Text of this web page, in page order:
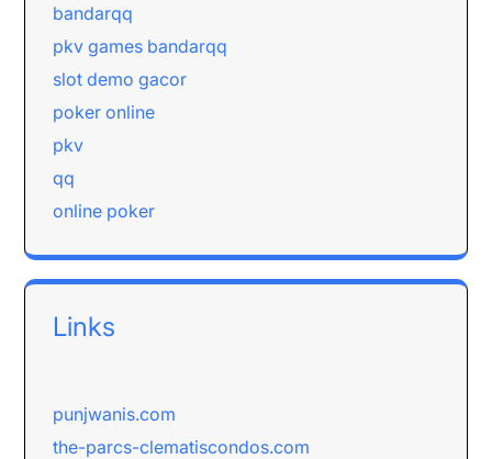
bandarqq
pkv games bandarqq
slot demo gacor
poker online
pkv
qq
online poker
Links
punjwanis.com
the-parcs-clematiscondos.com